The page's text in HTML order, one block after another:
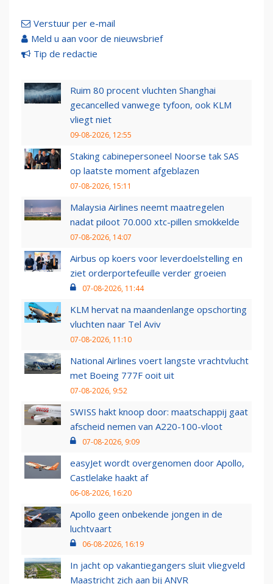
Verstuur per e-mail
Meld u aan voor de nieuwsbrief
Tip de redactie
Ruim 80 procent vluchten Shanghai
gecancelled vanwege tyfoon, ook KLM
vliegt niet
09-08-2026, 12:55
Staking cabinepersoneel Noorse tak SAS
op laatste moment afgeblazen
07-08-2026, 15:11
Malaysia Airlines neemt maatregelen
nadat piloot 70.000 xtc-pillen smokkelde
07-08-2026, 14:07
Airbus op koers voor leverdoelstelling en
ziet orderportefeuille verder groeien
07-08-2026, 11:44
KLM hervat na maandenlange opschorting
vluchten naar Tel Aviv
07-08-2026, 11:10
National Airlines voert langste vrachtvlucht
met Boeing 777F ooit uit
07-08-2026, 9:52
SWISS hakt knoop door: maatschappij gaat
afscheid nemen van A220-100-vloot
07-08-2026, 9:09
easyJet wordt overgenomen door Apollo,
Castlelake haakt af
06-08-2026, 16:20
Apollo geen onbekende jongen in de
luchtvaart
06-08-2026, 16:19
In jacht op vakantiegangers sluit vliegveld
Maastricht zich aan bij ANVR